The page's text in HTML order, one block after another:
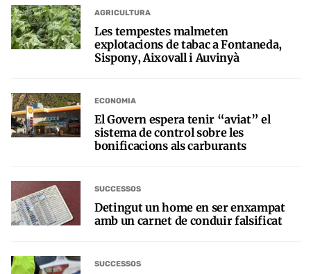
AGRICULTURA
Les tempestes malmeten
explotacions de tabac a Fontaneda,
Sispony, Aixovall i Auvinyà
ECONOMIA
El Govern espera tenir “aviat” el
sistema de control sobre les
bonificacions als carburants
SUCCESSOS
Detingut un home en ser enxampat
amb un carnet de conduir falsificat
SUCCESSOS